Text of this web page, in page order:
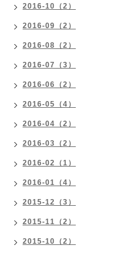
2016-10（2）
2016-09（2）
2016-08（2）
2016-07（3）
2016-06（2）
2016-05（4）
2016-04（2）
2016-03（2）
2016-02（1）
2016-01（4）
2015-12（3）
2015-11（2）
2015-10（2）